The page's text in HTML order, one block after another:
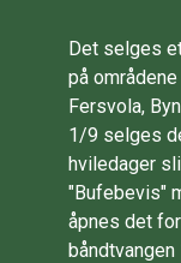
Det selges
på
Fersvola,
1/9 selges
hviledager
"Bufebevis"
åpnes det